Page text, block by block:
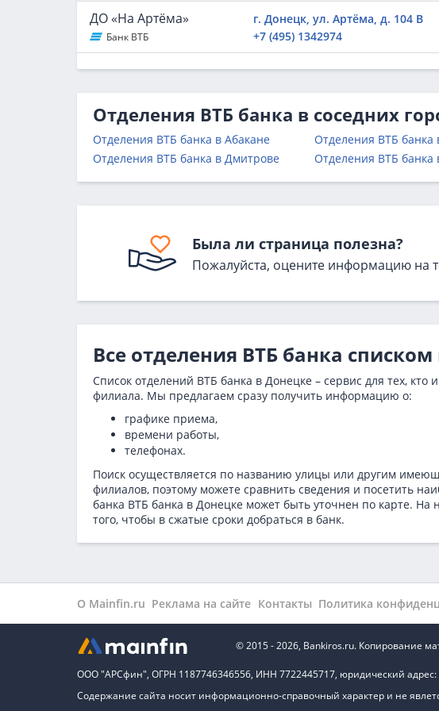
ДО «На Артёма»
Банк ВТБ
г. Донецк, ул. Артёма, д. 104 В
+7 (495) 1342974
Отделения ВТБ банка в соседних
Отделения ВТБ банка в Абакане
Отделения ВТБ банка в Дмитрове
Отделения ВТБ банка
Отделения ВТБ банка
Была ли страница полезна?
Пожалуйста, оцените информацию на
Все отделения ВТБ банка
Список отделений ВТБ банка в Донецке – сервис для тех,
филиала. Мы предлагаем сразу получить информацию о:
графике приема,
времени работы,
телефонах.
Поиск осуществляется по названию улицы или другим
филиалов, поэтому можете сравнить сведения и посетить
банка ВТБ банка в Донецке может быть уточнен по карте.
того, чтобы в сжатые сроки добраться в банк.
О Mainfin.ru Реклама на сайте Контакты Политика
© 2015 - 2026, Bankiros.ru. Копирование
ООО "АРСфин", ОГРН 1187746346556, ИНН 7722445717, юридический адрес:
Содержание сайта носит информационно-справочный характер и не